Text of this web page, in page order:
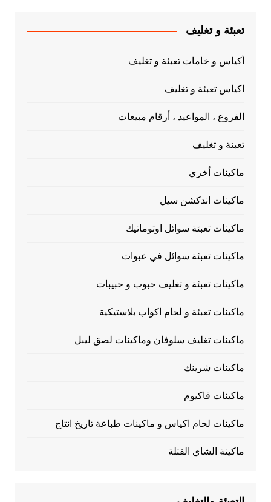
تعبئة و تغليف
أكياس و خامات تعبئة و تغليف
اكياس تعبئة و تغليف
الفروع ، المواعيد ، أرقام مبيعات
تعبئة و تغليف
ماكينات أخري
ماكينات اندكشن سيل
ماكينات تعبئة سوائل اوتوماتيك
ماكينات تعبئة سوائل في عبوات
ماكينات تعبئة و تغليف حبوب و حبيبات
ماكينات تعبئة و لحام اكواب بلاستيكية
ماكينات تغليف سلوفان وماكينات لصق ليبل
ماكينات شرينك
ماكينات فاكيوم
ماكينات لحام اكياس و ماكينات طباعة تاريخ انتاج
ماكينة الشاي الفتلة